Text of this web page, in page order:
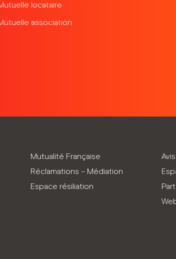
locataire
association
Mutualité Française
Réclamations – Médiation
Espace résiliation